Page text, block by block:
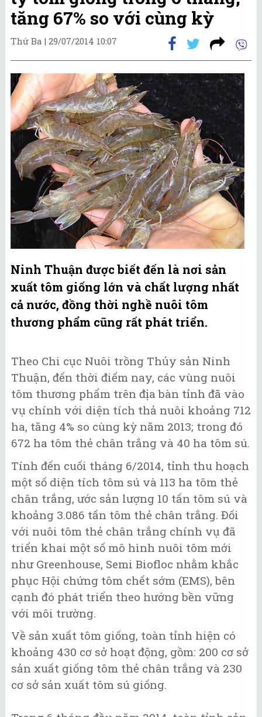
tăng 67% so với cùng kỳ
Thứ Ba | 29/07/2014 10:07
Ninh Thuận được biết đến là nơi sản
xuất tôm giống lớn và chất lượng nhất
cả nước, đồng thời nghề nuôi tôm
thương phẩm cũng rất phát triển.
Theo Chi cục Nuôi trồng Thủy sản Ninh
Thuận, đến thời điểm nay, các vùng nuôi
tôm thương phẩm trên địa bàn tỉnh đã vào
vụ chính với diện tích thả nuôi khoảng 712
ha, tăng 4% so cùng kỳ năm 2013; trong đó
672 ha tôm thẻ chân trắng và 40 ha tôm sú.
Tính đến cuối tháng 6/2014, tỉnh thu hoạch
một số diện tích tôm sú và 113 ha tôm thẻ
chân trắng, ước sản lượng 10 tấn tôm sú và
khoảng 3.086 tấn tôm thẻ chân trắng. Đối
với nuôi tôm thẻ chân trắng chính vụ đã
triển khai một số mô hình nuôi tôm mới
như Greenhouse, Semi Biofloc nhằm khắc
phục Hội chứng tôm chết sớm (EMS), bên
cạnh đó phát triển theo hướng bền vững
với môi trường.
Về sản xuất tôm giống, toàn tỉnh hiện có
khoảng 430 cơ sở hoạt động, gồm: 200 cơ sở
sản xuất giống tôm thẻ chân trắng và 230
cơ sở sản xuất tôm sú giống.